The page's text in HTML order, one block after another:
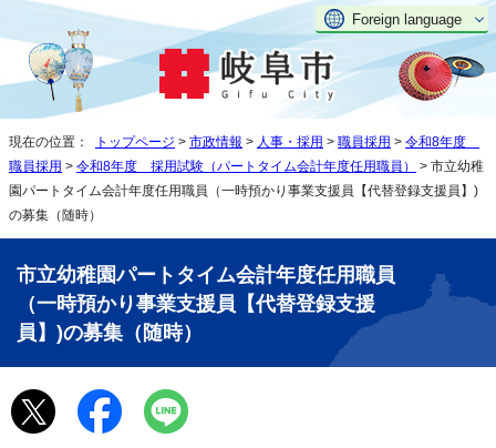
Foreign language
現在の位置： トップページ > 市政情報 > 人事・採用 > 職員採用 > 令和8年度
職員採用 > 令和8年度 採用試験（パートタイム会計年度任用職員）
> 市立幼稚
園パートタイム会計年度任用職員（一時預かり事業支援員【代替登録支援員】)
の募集（随時）
市立幼稚園パートタイム会計年度任用職員
（一時預かり事業支援員【代替登録支援
員】)の募集（随時）